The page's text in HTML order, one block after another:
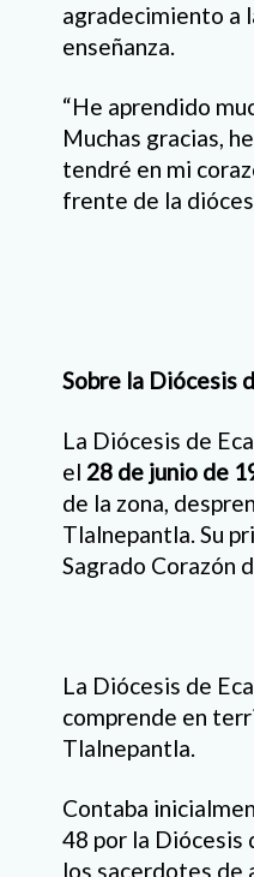
agradecimiento a
enseñanza.
“He aprendido
Muchas gracias,
tendré en mi
frente de la
Sobre la Diócesis
La Diócesis de
el 28 de junio de
de la zona,
Tlalnepantla. Su
Sagrado Corazón
La Diócesis de
comprende en
Tlalnepantla.
Contaba
48 por la Diócesis
los sacerdotes de